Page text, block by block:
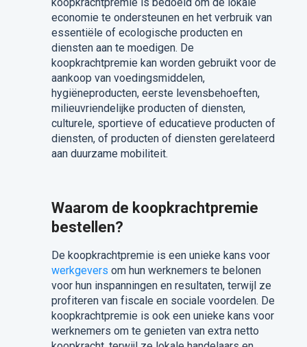
economie te ondersteunen en het verbruik van
essentiële of ecologische producten en
diensten aan te moedigen. De
koopkrachtpremie kan worden gebruikt voor de
aankoop van voedingsmiddelen,
hygiëneproducten, eerste levensbehoeften,
milieuvriendelijke producten of diensten,
culturele, sportieve of educatieve producten of
diensten, of producten of diensten gerelateerd
aan duurzame mobiliteit.
Waarom de koopkrachtpremie
bestellen?
De koopkrachtpremie is een unieke kans voor
werkgevers om hun werknemers te belonen
voor hun inspanningen en resultaten, terwijl ze
profiteren van fiscale en sociale voordelen. De
koopkrachtpremie is ook een unieke kans voor
werknemers om te genieten van extra netto